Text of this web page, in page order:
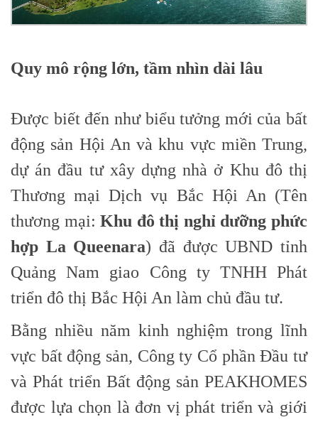
Quy mô rộng lớn, tầm nhìn dài lâu
Được biết đến như biểu tưởng mới của bất
động sản Hội An và khu vực miền Trung,
dự án đầu tư xây dựng nhà ở Khu đô thị
Thương mại Dịch vụ Bắc Hội An (Tên
thương mại:Khu đô thị nghỉ dưỡng phức
hợp La Queenara) đã được UBND tỉnh
Quảng Nam giao Công ty TNHH Phát
triển đô thị Bắc Hội An làm chủ đầu tư.
Bằng nhiều năm kinh nghiệm trong lĩnh
vực bất động sản, Công ty Cổ phần Đầu tư
và Phát triển Bất động sản PEAKHOMES
được lựa chọn là đơn vị phát triển và giới